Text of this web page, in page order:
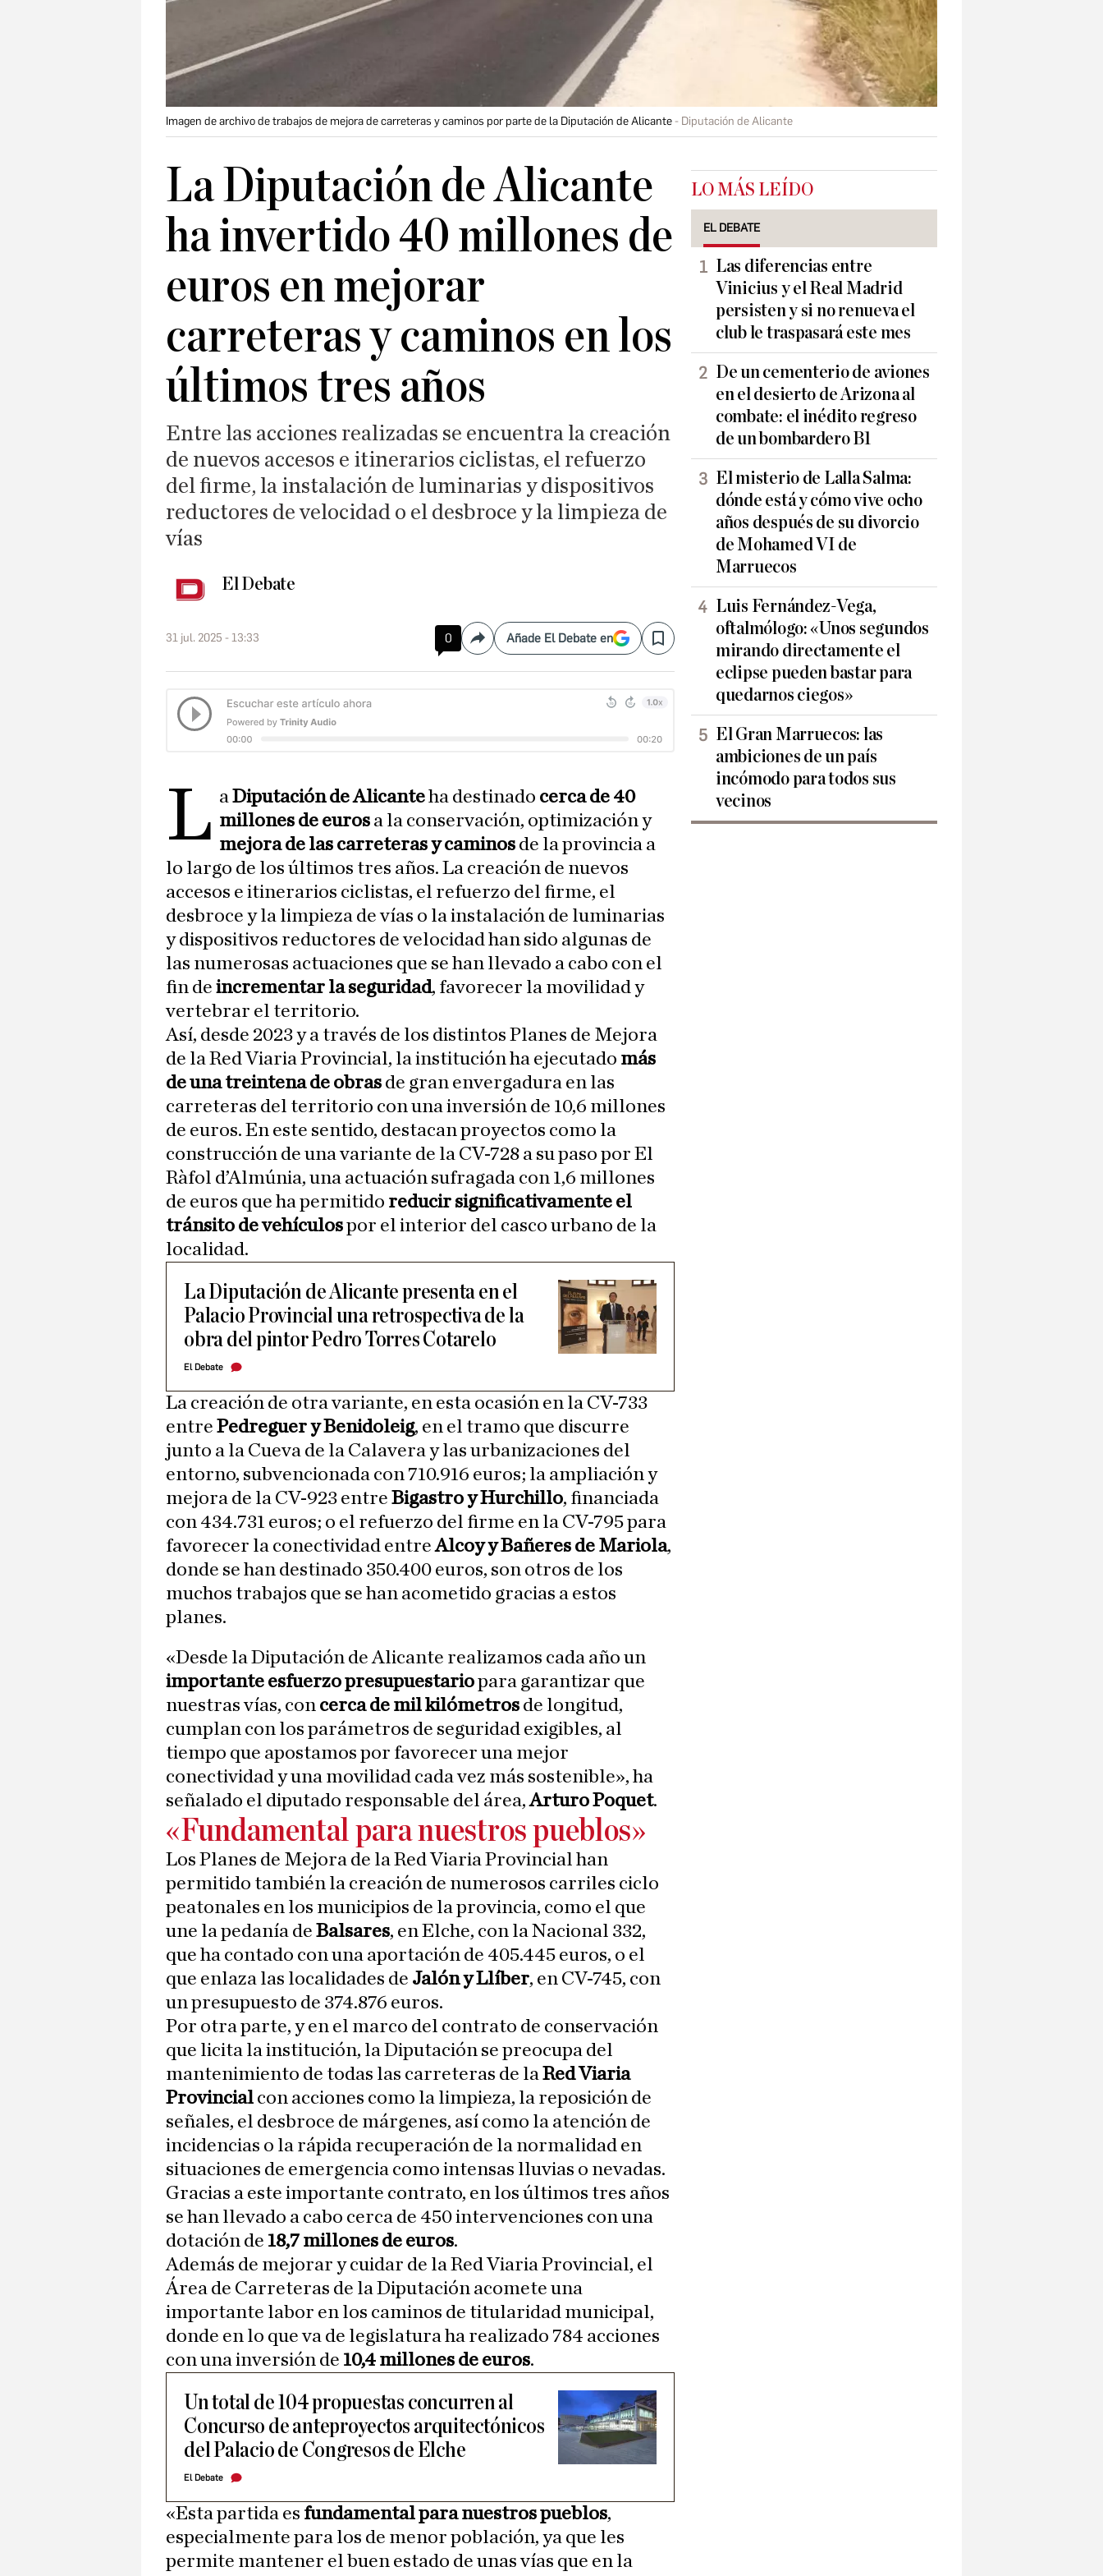
Imagen de archivo de trabajos de mejora de carreteras y caminos por parte de la Diputación de Alicante Diputación de Alicante
La Diputación de Alicante
ha invertido 40 millones de
euros en mejorar
carreteras y caminos en los
últimos tres años
Entre las acciones realizadas se encuentra la creación
de nuevos accesos e itinerarios ciclistas, el refuerzo
del firme, la instalación de luminarias y dispositivos
reductores de velocidad o el desbroce y la limpieza de
vías
El Debate
31 jul. 2025 - 13:33 0 CompartirAñade El Debate en Save
L aDiputación de Alicanteha destinado cerca de 40
millones de euros a la conservación, optimización y
mejora de las carreteras y caminos de la provincia a
lo largo de los últimos tres años. La creación de nuevos
accesos e itinerarios ciclistas, el refuerzo del firme, el
desbroce y la limpieza de vías o la instalación de luminarias
y dispositivos reductores de velocidad han sido algunas de
las numerosas actuaciones que se han llevado a cabo con el
fin de incrementar la seguridad, favorecer la movilidad y
vertebrar el territorio.
Así, desde 2023 y a través de los distintos Planes de Mejora
de la Red Viaria Provincial, la institución ha ejecutado más
de una treintena de obras de gran envergadura en las
carreteras del territorio con una inversión de 10,6 millones
de euros. En este sentido, destacan proyectos como la
construcción de una variante de la CV-728 a su paso por El
Ràfol d’Almúnia, una actuación sufragada con 1,6 millones
de euros que ha permitido reducir significativamente el
tránsito de vehículospor el interior del casco urbano de la
localidad.
La Diputación de Alicante presenta en el
Palacio Provincial una retrospectiva de la
obra del pintor Pedro Torres Cotarelo
El Debate
La creación de otra variante, en esta ocasión en la CV-733
entre Pedreguer y Benidoleig, en el tramo que discurre
junto a la Cueva de la Calavera y las urbanizaciones del
entorno, subvencionada con 710.916 euros; la ampliación y
mejora de la CV-923 entre Bigastro y Hurchillo, financiada
con 434.731 euros; o el refuerzo del firme en la CV-795 para
favorecer la conectividad entreAlcoy y Bañeres de Mariola,
donde se han destinado 350.400 euros, son otros de los
muchos trabajos que se han acometido gracias a estos
planes.
«Desde la Diputación de Alicante realizamos cada año un
importante esfuerzo presupuestariopara garantizar que
nuestras vías, con cerca de mil kilómetros de longitud,
cumplan con los parámetros de seguridad exigibles, al
tiempo que apostamos por favorecer una mejor
conectividad y una movilidad cada vez más sostenible», ha
señalado el diputado responsable del área,Arturo Poquet.
«Fundamental para nuestros pueblos»
Los Planes de Mejora de la Red Viaria Provincial han
permitido también la creación de numerosos carriles ciclo
peatonales en los municipios de la provincia, como el que
une la pedanía de Balsares, en Elche, con la Nacional 332,
que ha contado con una aportación de 405.445 euros, o el
que enlaza las localidades de Jalón y Llíber, en CV-745, con
un presupuesto de 374.876 euros.
Por otra parte, y en el marco del contrato de conservación
que licita la institución, la Diputación se preocupa del
mantenimiento de todas las carreteras de laRed Viaria
Provincial con acciones como la limpieza, la reposición de
señales, el desbroce de márgenes, así como la atención de
incidencias o la rápida recuperación de la normalidad en
situaciones de emergencia como intensas lluvias o nevadas.
Gracias a este importante contrato, en los últimos tres años
se han llevado a cabo cerca de 450 intervenciones con una
dotación de 18,7 millones de euros.
Además de mejorar y cuidar de la Red Viaria Provincial, el
Área de Carreteras de la Diputación acomete una
importante labor en los caminos de titularidad municipal,
donde en lo que va de legislatura ha realizado 784 acciones
con una inversión de 10,4 millones de euros.
Un total de 104 propuestas concurren al
Concurso de anteproyectos arquitectónicos
del Palacio de Congresos de Elche
El Debate
«Esta partida es fundamental para nuestros pueblos,
especialmente para los de menor población, ya que les
permite mantener el buen estado de unas vías que en la
LO MÁS LEÍDO
EL DEBATE
Las diferencias entre
Vinicius y el Real Madrid
persisten y si no renueva el
club le traspasará este mes
De un cementerio de aviones
en el desierto de Arizona al
combate: el inédito regreso
de un bombardero B1
El misterio de Lalla Salma:
dónde está y cómo vive ocho
años después de su divorcio
de Mohamed VI de
Marruecos
Luis Fernández-Vega,
oftalmólogo: «Unos segundos
mirando directamente el
eclipse pueden bastar para
quedarnos ciegos»
El Gran Marruecos: las
ambiciones de un país
incómodo para todos sus
vecinos